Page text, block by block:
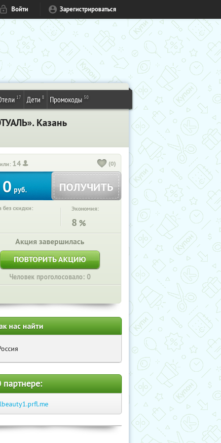
Войти Зарегистрироваться
17 Дети 8 Промокоды 50
Казань
14 (0)
0 руб. ПОЛУЧИТЬ
без скидки: Экономия:
8 %
Акция завершилась
ПОВТОРИТЬ АКЦИЮ
Человек проголосовало: 0
нас найти
партнере: